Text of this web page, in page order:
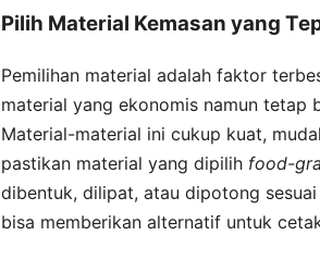
Pilih Material Kemasan yang
Pemilihan material adalah faktor
material yang ekonomis namun
Material-material ini cukup kuat,
pastikan material yang dipilih food-
dibentuk, dilipat, atau dipotong
bisa memberikan alternatif untuk